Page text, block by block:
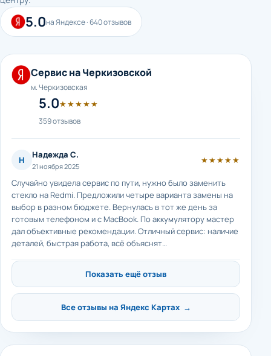
5.0на Яндексе · 640 отзывов
Сервис на Черкизовской
м. Черкизовская
5.0★★★★★
359 отзывов
Н Надежда С.
21 ноября 2025
★★★★★
Случайно увидела сервис по пути, нужно было заменить
стекло на Redmi. Предложили четыре варианта замены на
выбор в разном бюджете. Вернулась в тот же день за
готовым телефоном и с MacBook. По аккумулятору мастер
дал объективные рекомендации. Отличный сервис: наличие
деталей, быстрая работа, всё объяснят…
Показать ещё отзыв
Все отзывы на Яндекс Картах →